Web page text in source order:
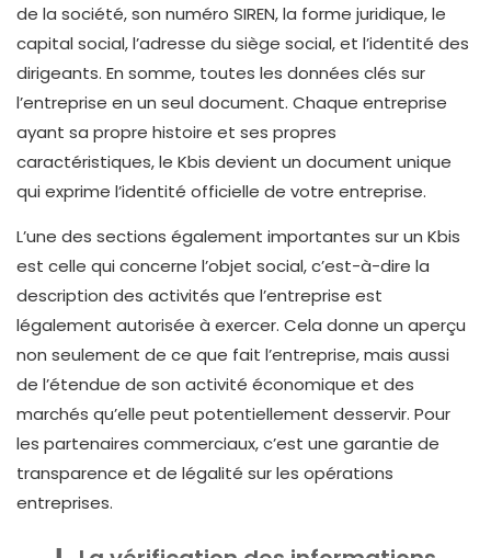
de la société, son numéro SIREN, la forme juridique, le
capital social, l’adresse du siège social, et l’identité des
dirigeants. En somme, toutes les données clés sur
l’entreprise en un seul document. Chaque entreprise
ayant sa propre histoire et ses propres
caractéristiques, le Kbis devient un document unique
qui exprime l’identité officielle de votre entreprise.
L’une des sections également importantes sur un Kbis
est celle qui concerne l’objet social, c’est-à-dire la
description des activités que l’entreprise est
légalement autorisée à exercer. Cela donne un aperçu
non seulement de ce que fait l’entreprise, mais aussi
de l’étendue de son activité économique et des
marchés qu’elle peut potentiellement desservir. Pour
les partenaires commerciaux, c’est une garantie de
transparence et de légalité sur les opérations
entreprises.